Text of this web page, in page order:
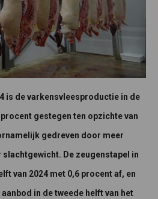
is de varkensvleesproductie in de
procent gestegen ten opzichte van
gedreven door meer
De zeugenstapel in
van 2024 met 0,6 procent af, en
in de tweede helft van het